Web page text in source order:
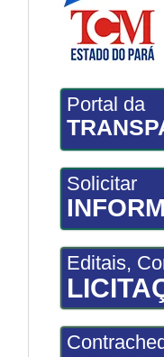
Portal da
Solicitar
Editais,